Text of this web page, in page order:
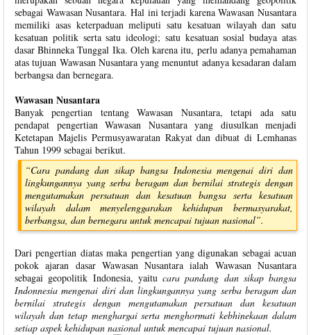
sebagai Wawasan Nusantara. Hal ini terjadi karena Wawasan Nusantara
memiliki asas keterpaduan meliputi satu kesatuan wilayah dan satu
kesatuan politik serta satu ideologi; satu kesatuan sosial budaya atas
dasar Bhinneka Tunggal Ika. Oleh karena itu, perlu adanya pemahaman
atas tujuan Wawasan Nusantara yang menuntut adanya kesadaran dalam
berbangsa dan bernegara.
Wawasan Nusantara
Banyak pengertian tentang Wawasan Nusantara, tetapi ada satu
pendapat pengertian Wawasan Nusantara yang diusulkan menjadi
Ketetapan Majelis Permusyawaratan Rakyat dan dibuat di Lemhanas
Tahun 1999 sebagai berikut.
“Cara pandang dan sikap bangsa Indonesia mengenai diri dan
lingkungannya yang serba beragam dan bernilai strategis dengan
mengutamakan persatuan dan kesatuan bangsa serta kesatuan
wilayah dalam menyelenggarakan kehidupan bermasyarakat,
berbangsa, dan bernegara untuk mencapai tujuan nasional”.
Dari pengertian diatas maka pengertian yang digunakan sebagai acuan
pokok ajaran dasar Wawasan Nusantara ialah Wawasan Nusantara
sebagai geopolitik Indonesia, yaitu cara pandang dan sikap bangsa
Indonnesia mengenai diri dan lingkungannya yang serba beragam dan
bernilai strategis dengan mengutamakan persatuan dan kesatuan
wilayah dan tetap menghargai serta menghormati kebhinekaan dalam
setiap aspek kehidupan nasional untuk mencapai tujuan nasional.